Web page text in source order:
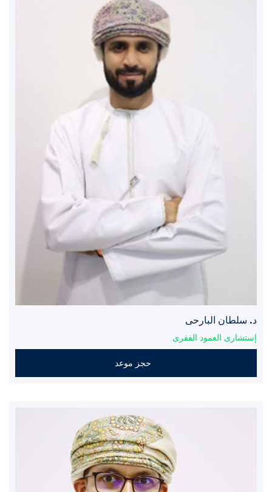
د. سلطان البارحى
إستشارى العمود الفقرى
حجز موعد